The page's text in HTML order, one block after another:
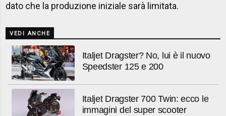
dato che la produzione iniziale sarà limitata.
VEDI ANCHE
Italjet Dragster? No, lui è il nuovo
Speedster 125 e 200
Italjet Dragster 700 Twin: ecco le
immagini del super scooter